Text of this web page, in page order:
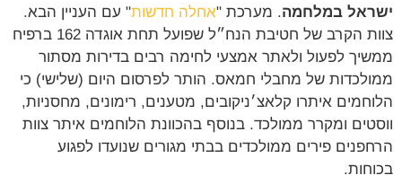
במלחמה. מערכת "אחלה חדשות" עם העניין הבא.
צוות הקרב של חטיבת הנח״ל שפועל תחת אוגדה 162 ברפיח
לפעול ולאתר אמצעי לחימה רבים בדירות מסתור
של מחבלי חמאס. הותר לפרסום היום (שלישי) כי
איתרו קלאצ׳ניקובים, מטענים, רימונים, מחסניות,
ומקרר ממולכד. בנוסף בהכוונת הלוחמים איתר צוות
פירים ממולכדים בבתי מגורים שנועדו לפגוע